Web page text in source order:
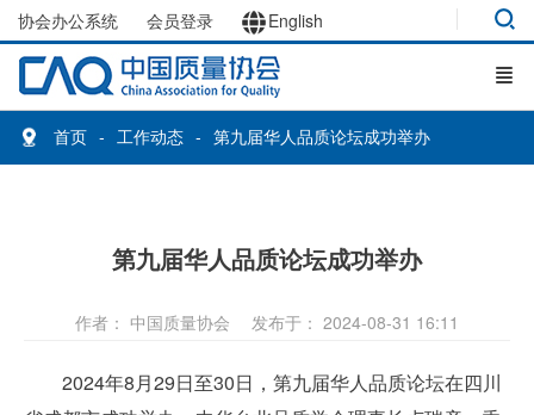
协会办公系统 会员登录 English
首页 工作动态 第九届华人品质论坛成功举办
第九届华人品质论坛成功举办
作者： 中国质量协会 发布于： 2024-08-31 16:11
2024年8月29日至30日，第九届华人品质论坛在四川